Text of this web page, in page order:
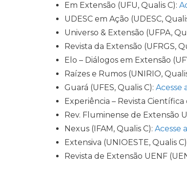
Em Extensão (UFU, Qualis C):
UDESC em Ação (UDESC,
Universo & Extensão (UFPA,
Revista da Extensão (UFRGS,
Elo – Diálogos em Extensão
Raízes e Rumos (UNIRIO,
Guará (UFES, Qualis C): Acesse
Experiência – Revista Científica
Rev. Fluminense de Extensão
Nexus (IFAM, Qualis C): Acesse
Extensiva (UNIOESTE, Qualis
Revista de Extensão UENF